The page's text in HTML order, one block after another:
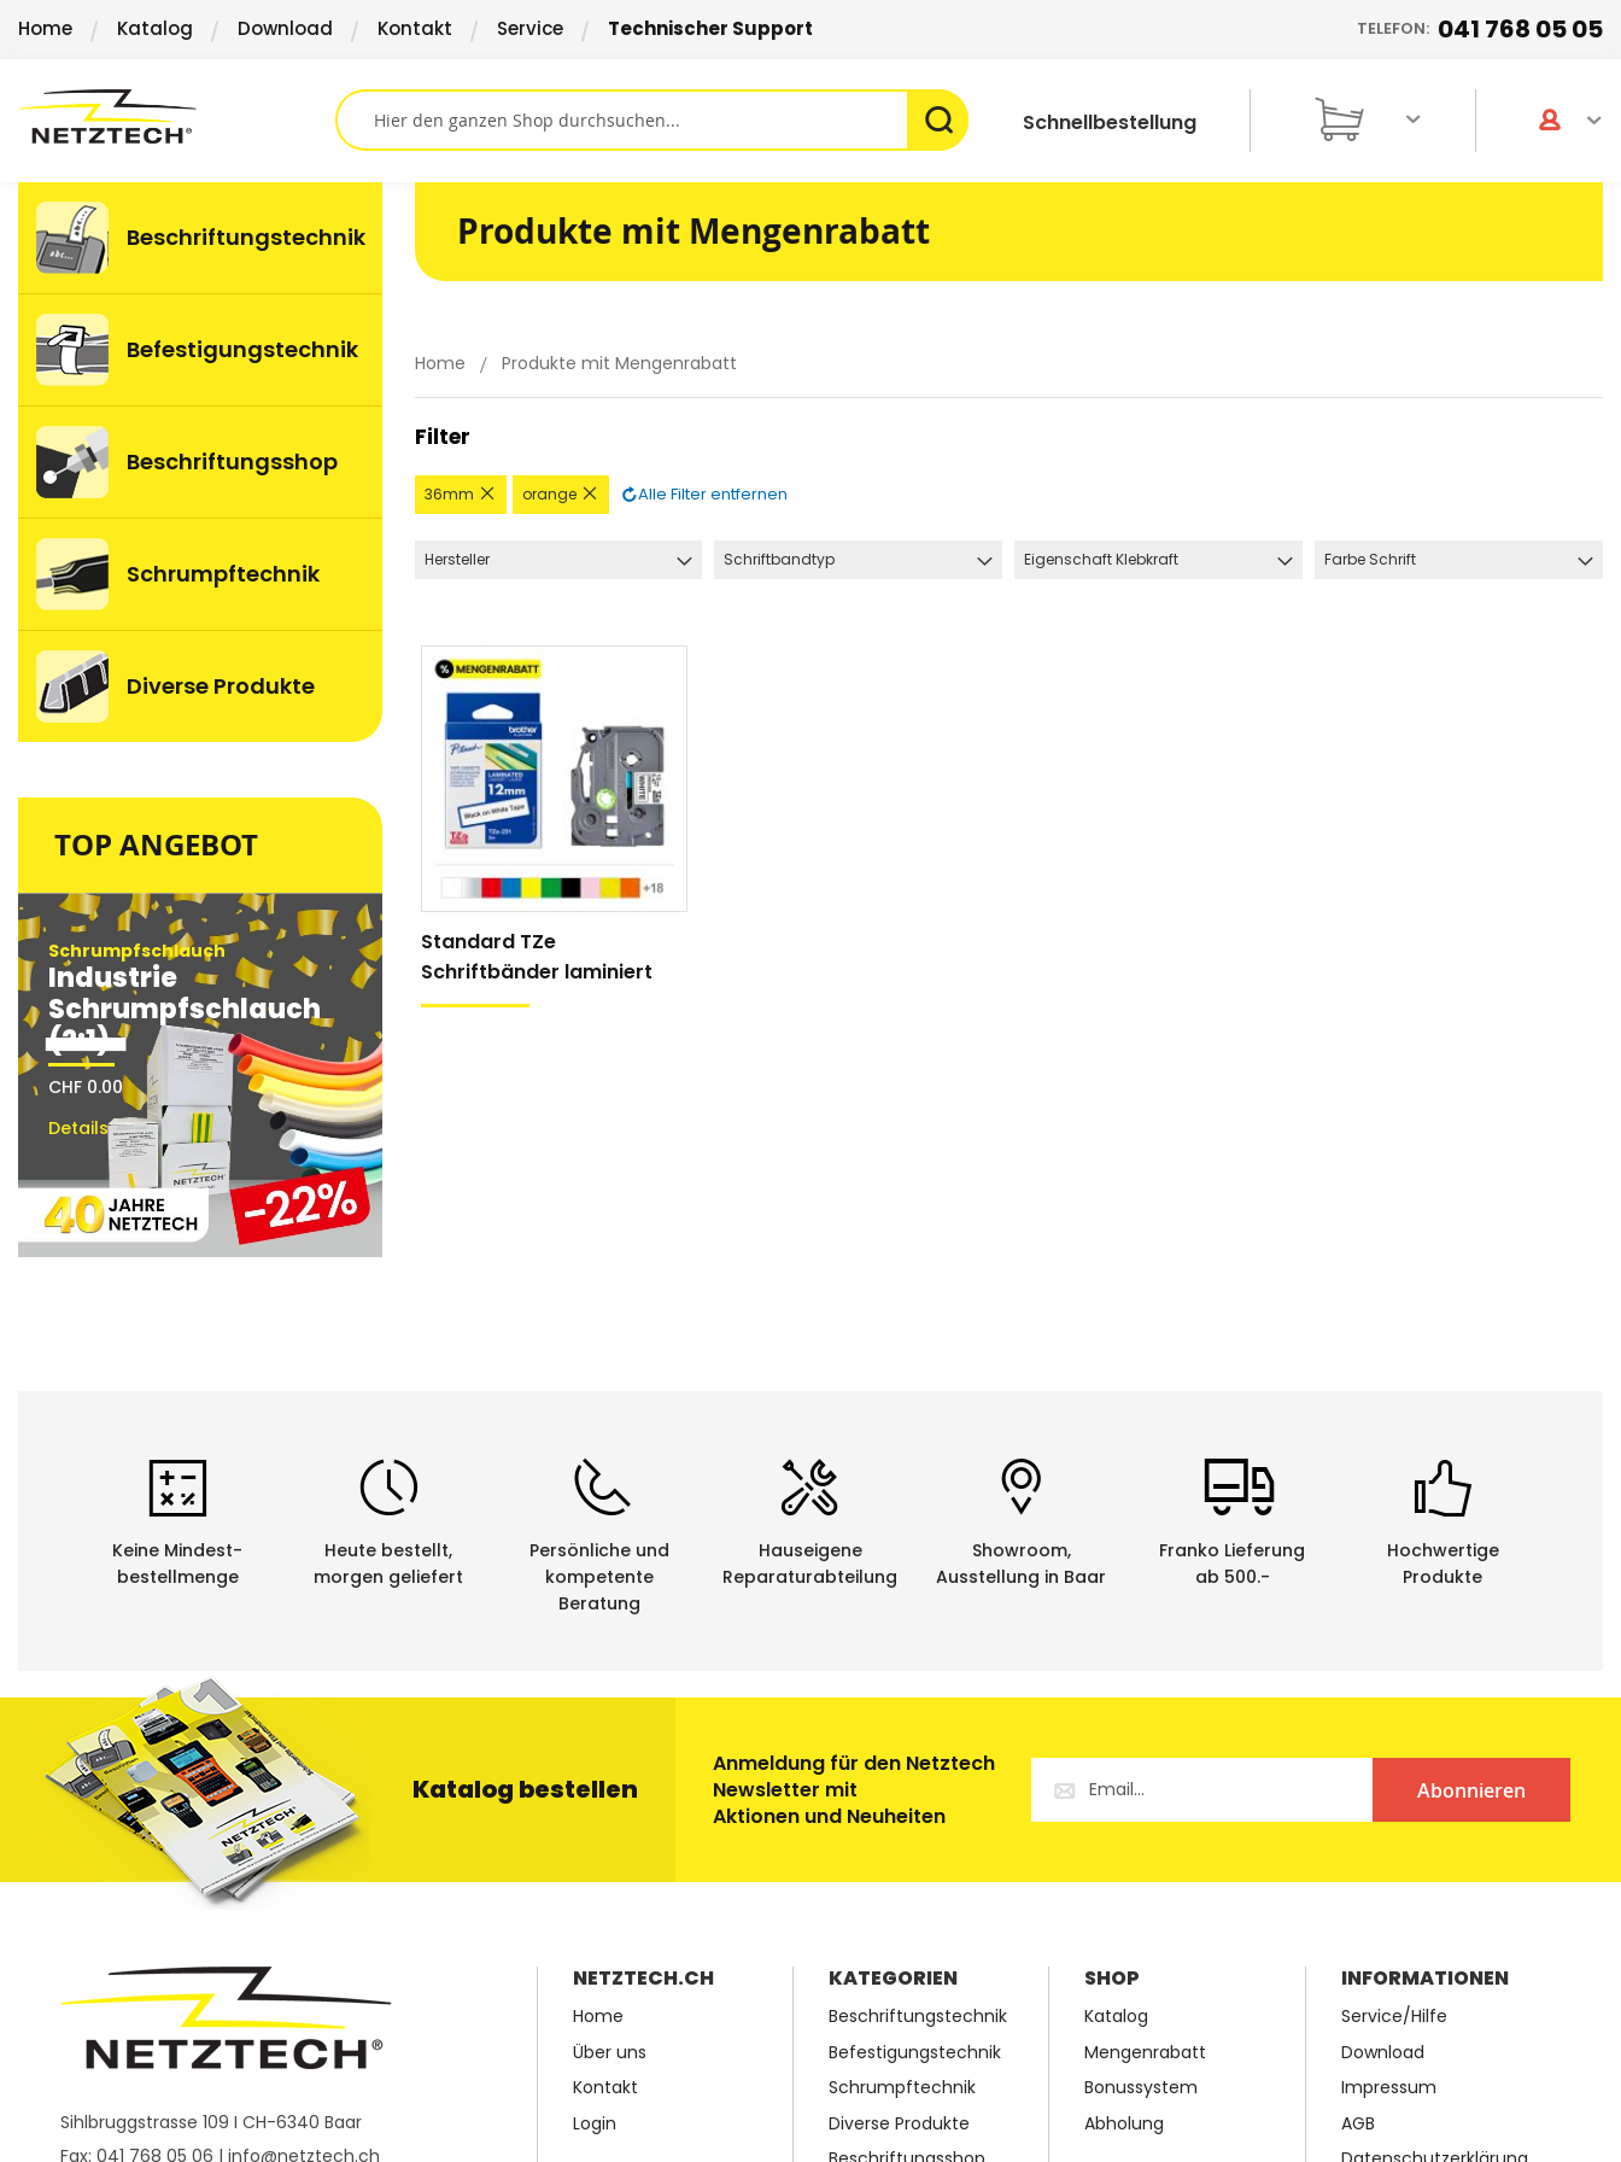
Direkt
Home Katalog Download Kontakt Service Technischer Support TELEFON: 041 768 05 05
Schnellbestellung
TOP ANGEBOT
Schrumpfschlauch
Industrie
Schrumpfschlauch
(2:1)
CHF 0.00
Details
Schrumpfschlauch
Industrie
Schrumpfschlauch
Beschriftungstechnik
Befestigungstechnik
Beschriftungsshop
Schrumpftechnik
Diverse Produkte
Produkte mit Mengenrabatt
Home Produkte mit Mengenrabatt
Filter
36mm
Diesen
Artikel
orange
Diesen
Artikel
Alle Filter entfernen
Hersteller Schriftbandtyp Eigenschaft Klebkraft Farbe Schrift
Standard TZe
Schriftbänder laminiert
Keine Mindest-
bestellmenge
Heute bestellt,
morgen geliefert
Persönliche und
kompetente
Beratung
Hauseigene
Reparaturabteilung
Showroom,
Ausstellung in Baar
Franko Lieferung
ab 500.-
Hochwertige
Produkte
Katalog bestellen
Anmeldung für den Netztech
Newsletter mit
Aktionen und Neuheiten
Abonnieren
Sihlbruggstrasse 109 I CH-6340 Baar
Fax: 041 768 05 06 | info@netztech.ch
NETZTECH.CH
Home
Über uns
Kontakt
Login
KATEGORIEN
Beschriftungstechnik
Befestigungstechnik
Schrumpftechnik
Diverse Produkte
SHOP
Katalog
Mengenrabatt
Bonussystem
Abholung
INFORMATIONEN
Service/Hilfe
Download
Impressum
AGB